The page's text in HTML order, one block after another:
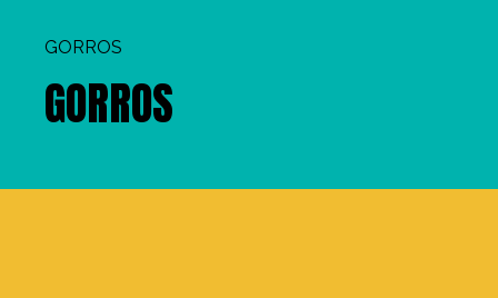
GORROS
GORROS